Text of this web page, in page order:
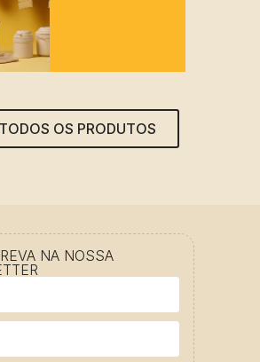
OS PRODUTOS
NA NOSSA